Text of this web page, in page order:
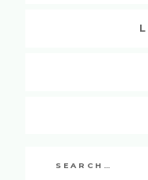
Search